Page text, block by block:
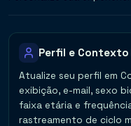
Perfil e Contexto
Atualize seu perfil em
exibição, e-mail, sexo
faixa etária e
rastreamento de ciclo